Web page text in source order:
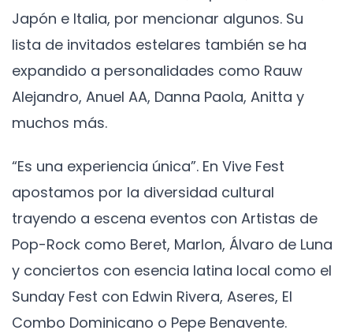
Japón e Italia, por mencionar algunos. Su
lista de invitados estelares también se ha
expandido a personalidades como Rauw
Alejandro, Anuel AA, Danna Paola, Anitta y
muchos más.
“Es una experiencia única”. En Vive Fest
apostamos por la diversidad cultural
trayendo a escena eventos con Artistas de
Pop-Rock como Beret, Marlon, Álvaro de Luna
y conciertos con esencia latina local como el
Sunday Fest con Edwin Rivera, Aseres, El
Combo Dominicano o Pepe Benavente.